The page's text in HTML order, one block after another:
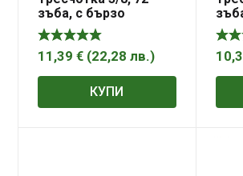
зъба, с бързо
освобождаване
STELS
11,39 € (22,28 лв.)
КУПИ